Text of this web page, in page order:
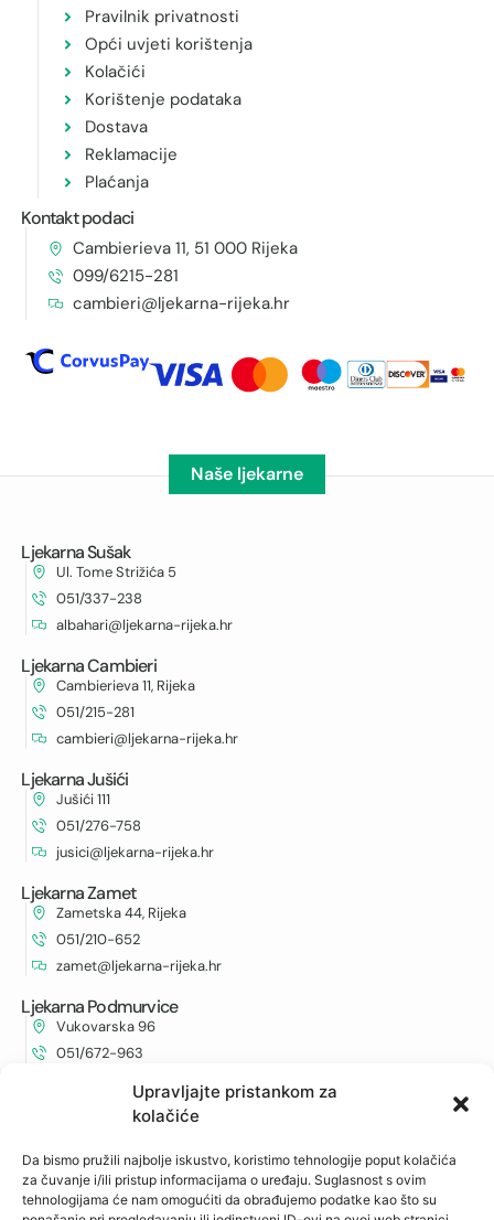
Upravljajte pristankom za
kolačiće
Da bismo pružili najbolje iskustvo, koristimo tehnologije poput kolačića
za čuvanje i/ili pristup informacijama o uređaju. Suglasnost s ovim
tehnologijama će nam omogućiti da obrađujemo podatke kao što su
Pravilnik privatnosti
Opći uvjeti korištenja
Kolačići
Korištenje podataka
Dostava
Reklamacije
Plaćanja
Kontakt podaci
Cambierieva 11, 51 000 Rijeka
099/6215-281
cambieri@ljekarna-rijeka.hr
Naše ljekarne
Ljekarna Sušak
Ul. Tome Strižića 5
051/337-238
albahari@ljekarna-rijeka.hr
Ljekarna Cambieri
Cambierieva 11, Rijeka
051/215-281
cambieri@ljekarna-rijeka.hr
Ljekarna Jušići
Jušići 111
051/276-758
jusici@ljekarna-rijeka.hr
Ljekarna Zamet
Zametska 44, Rijeka
051/210-652
zamet@ljekarna-rijeka.hr
Ljekarna Podmurvice
Vukovarska 96
051/672-963
vukovarska@ljekarna-rijeka.hr
Ljekarna Kantrida
051/262-594
kantrida@ljekarna-rijeka.hr